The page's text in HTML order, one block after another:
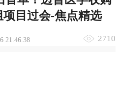
目过会-焦点精选
21:46:38 2710